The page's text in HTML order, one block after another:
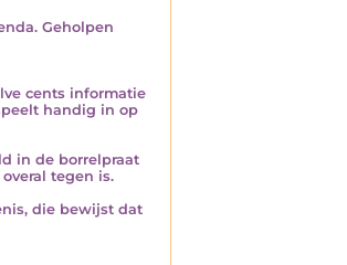
Geholpen
cents informatie
handig in op
in de borrelpraat
tegen is.
die bewijst dat